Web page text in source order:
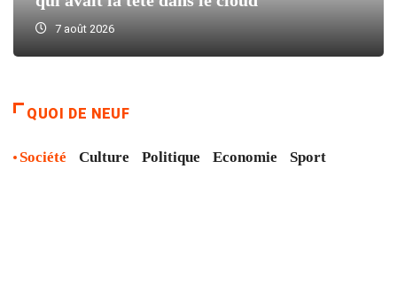
7 août 2026
QUOI DE NEUF
Société Culture Politique Economie Sport